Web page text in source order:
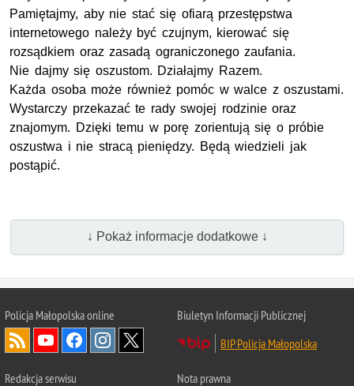
Pamiętajmy, aby nie stać się ofiarą przestępstwa
internetowego należy być czujnym, kierować się
rozsądkiem oraz zasadą ograniczonego zaufania.
Nie dajmy się oszustom. Działajmy Razem.
Każda osoba może również pomóc w walce z oszustami.
Wystarczy przekazać te rady swojej rodzinie oraz
znajomym. Dzięki temu w porę zorientują się o próbie
oszustwa i nie stracą pieniędzy. Będą wiedzieli jak
postąpić.
↓ Pokaż informacje dodatkowe ↓
Policja Małopolska online
Biuletyn Informacji Publicznej
BIP Policja Małopolska
Redakcja serwisu Nota prawna